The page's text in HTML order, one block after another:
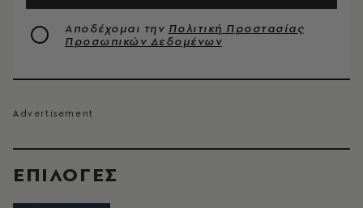
EΠΙΛΟΓΈΣ
Αποδέχομαι την Πολιτική Προστασίας
Προσωπικών Δεδομένων